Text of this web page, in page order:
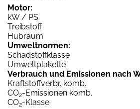
Motor:
kW / PS
Treibstoff
Hubraum
Umweltnormen:
Schadstoffklasse
Umweltplakette
Verbrauch und Emissionen nach
Kraftstoffverbr. komb.
CO2-Emissionen komb.
CO2-Klasse